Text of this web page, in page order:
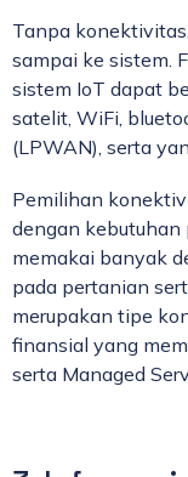
Tanpa
sampai ke sistem.
sistem IoT dapat
satelit, WiFi,
(LPWAN), serta
Pemilihan
dengan kebutuhan
memakai banyak
pada pertanian
merupakan tipe
finansial yang
serta Managed